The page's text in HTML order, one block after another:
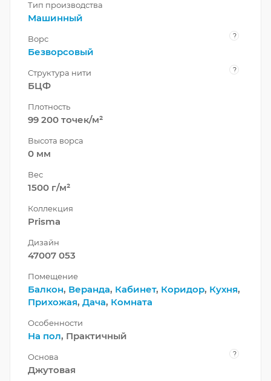
Тип производства
Машинный
Ворс ?
Безворсовый
Структура нити ?
БЦФ
Плотность
99 200 точек/м²
Высота ворса
0 мм
Вес
1500 г/м²
Коллекция
Prisma
Дизайн
47007 053
Помещение
Балкон, Веранда, Кабинет, Коридор, Кухня,
Прихожая, Дача, Комната
Особенности
На пол, Практичный
Основа ?
Джутовая